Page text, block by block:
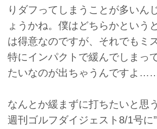
りダフってしまうことが多いん
ょうかね。僕はどちらかという
は得意なのですが、それでもミ
特にインパクトで緩んでしまっ
たいなのが出ちゃうんですよ……
なんとか緩まずに打ちたいと思
週刊ゴルフダイジェスト8/1号に